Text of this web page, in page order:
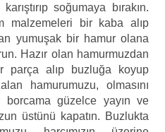
soğumaya bırakın.
malzemeleri bir kaba alıp
yumuşak bir hamur olana
Hazır olan hamurmuzdan
parça alıp buzluğa koyup
hamurumuzu, olmasını
güzelce yayın ve
üstünü kapatın. Buzlukta